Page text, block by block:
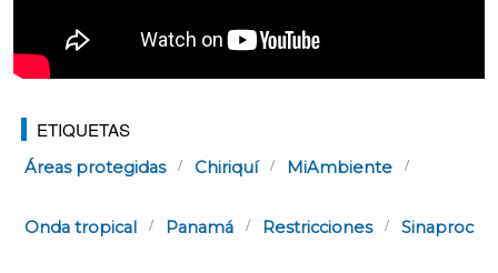
ETIQUETAS
Áreas protegidas Chiriquí MiAmbiente
Onda tropical Panamá Restricciones Sinaproc